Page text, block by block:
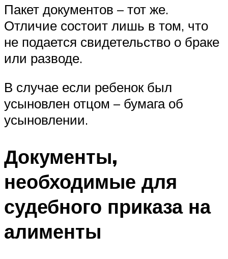
Пакет документов – тот же.
Отличие состоит лишь в том, что
не подается свидетельство о браке
или разводе.
В случае если ребенок был
усыновлен отцом – бумага об
усыновлении.
Документы,
необходимые для
судебного приказа на
алименты